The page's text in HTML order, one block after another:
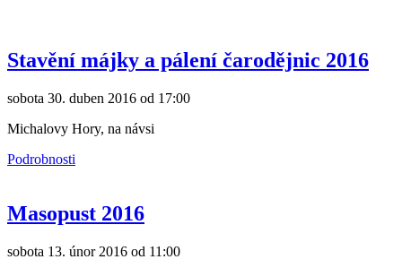
Stavění májky a pálení čarodějnic 2016
sobota 30. duben 2016 od 17:00
Michalovy Hory, na návsi
Podrobnosti
Masopust 2016
sobota 13. únor 2016 od 11:00